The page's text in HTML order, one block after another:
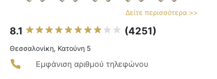
Δείτε περισσότερα >>
8.1 (4251)
Θεσσαλονίκη, Κατούνη 5
Εμφάνιση αριθμού τηλεφώνου